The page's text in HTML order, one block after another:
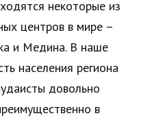
некоторые из
центров в мире –
и Медина. В наше
населения региона
довольно
в